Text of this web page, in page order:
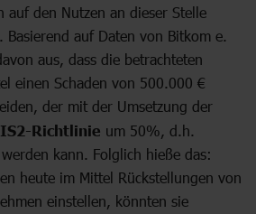
auf den Nutzen an dieser Stelle
Basierend auf Daten von Bitkom e.
aus, dass die betrachteten
einen Schaden von 500.000 €
der mit der Umsetzung der
Richtlinie um 50%, d.h.
kann. Folglich hieße das:
heute im Mittel Rückstellungen von
einstellen, könnten sie